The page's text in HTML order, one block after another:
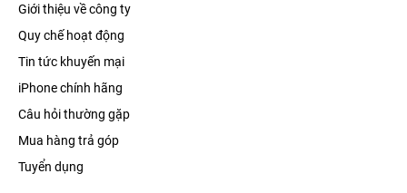
Giới thiệu về công ty
Quy chế hoạt động
Tin tức khuyến mại
iPhone chính hãng
Câu hỏi thường gặp
Mua hàng trả góp
Tuyển dụng